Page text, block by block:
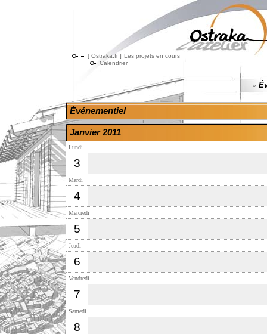
[ Ostraka.fr ] Les projets en cours
Calendrier
»
Événementiel
Janvier 2011
Lundi
3
Mardi
4
Mercredi
5
Jeudi
6
Vendredi
7
Samedi
8